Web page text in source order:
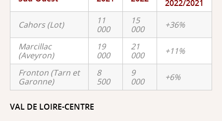
2022/2021
Cahors (Lot)
11
000
15
000
+36%
Marcillac
(Aveyron)
19
000
21
000
+11%
Fronton (Tarn et
Garonne)
8
500
9
000
+6%
VAL DE LOIRE-CENTRE